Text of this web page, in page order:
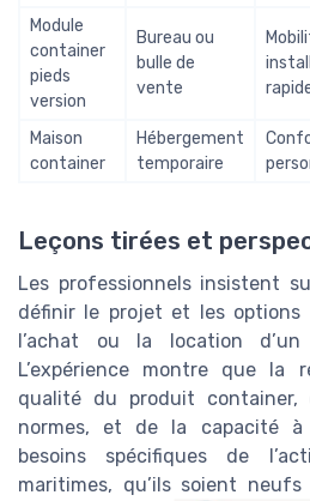
Module
container
pieds
version
Bureau ou
bulle de
vente
Maison
container
Hébergement
temporaire
Leçons tirées et
Les professionnels insistent
définir le projet et les options
l’achat ou la location d’un
L’expérience montre que la
qualité du produit
normes, et de la capacité à
besoins spécifiques de
maritimes, qu’ils soient neufs